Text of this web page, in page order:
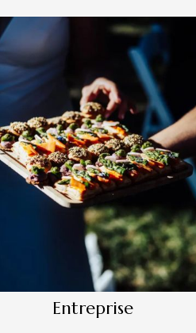
Entreprise